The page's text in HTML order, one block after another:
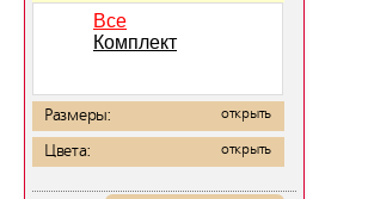
Все
Комплект
Размеры: открыть
Цвета: открыть